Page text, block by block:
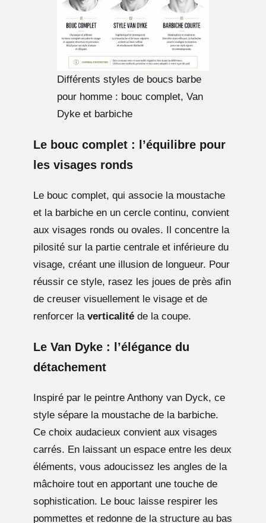
Différents styles de boucs barbe
pour homme : bouc complet, Van
Dyke et barbiche
Le bouc complet : l’équilibre pour
les visages ronds
Le bouc complet, qui associe la moustache
et la barbiche en un cercle continu, convient
aux visages ronds ou ovales. Il concentre la
pilosité sur la partie centrale et inférieure du
visage, créant une illusion de longueur. Pour
réussir ce style, rasez les joues de près afin
de creuser visuellement le visage et de
renforcer la verticalité de la coupe.
Le Van Dyke : l’élégance du
détachement
Inspiré par le peintre Anthony van Dyck, ce
style sépare la moustache de la barbiche.
Ce choix audacieux convient aux visages
carrés. En laissant un espace entre les deux
éléments, vous adoucissez les angles de la
mâchoire tout en apportant une touche de
sophistication. Le bouc laisse respirer les
pommettes et redonne de la structure au bas